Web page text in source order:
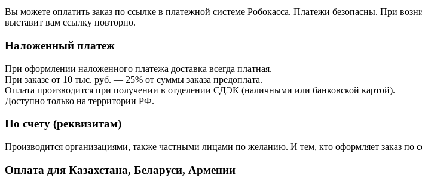
Вы можете оплатить заказ по ссылке в платежной системе Робокасса. Платежи безопасны. При
выставит вам ссылку повторно.
Наложенный платеж
При оформлении наложенного платежа доставка всегда платная.
При заказе от 10 тыс. руб. — 25% от суммы заказа предоплата.
Оплата производится при получении в отделении СДЭК (наличными или банковской картой).
Доступно только на территории РФ.
По счету (реквизитам)
Производится организациями, также частными лицами по желанию. И тем, кто оформляет заказ по
Оплата для Казахстана, Беларуси, Армении